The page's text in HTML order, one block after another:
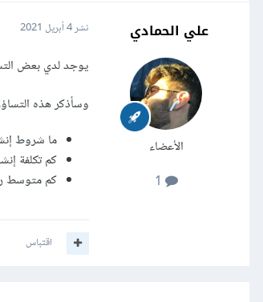
علي الحمادي
الأعضاء
نشر4 أبريل 2021
يوجد لدي بعض
وسأذكر هذه
ما شروط
كم تكلفة
كم متوسط
اقتباس